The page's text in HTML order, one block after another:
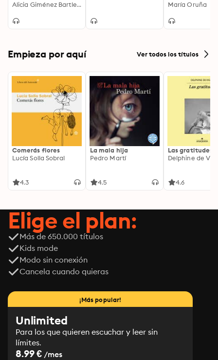
Alicia Giménez Bartlett
a donde ir +
María Oruña
Empieza por aquí Ver todos los títulos
Comerás flores
Lucía Solla Sobral
4.3
La mala hija
Pedro Martí
4.5
Las gratitudes
Delphine de
4.6
Elige el plan:
Más de 650.000 títulos
Kids mode
Modo sin conexión
Cancela cuando quieras
¡Más popular!
Unlimited
Para los que quieren escuchar y leer sin
límites.
8.99 € /mes